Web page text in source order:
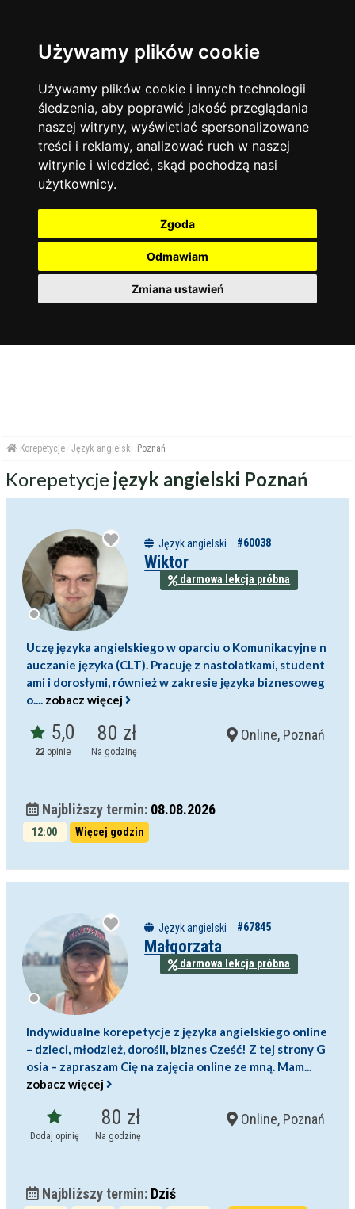
Używamy plików cookie
Używamy plików cookie i innych technologii
śledzenia, aby poprawić jakość przeglądania
naszej witryny, wyświetlać spersonalizowane
treści i reklamy, analizować ruch w naszej
witrynie i wiedzieć, skąd pochodzą nasi
użytkownicy.
Zgoda
Odmawiam
Zmiana ustawień
Język angielski 13742
Matematyka 12927
Chemia 4886
Język niemiecki 4307
Język polski 3426
Fizyka
Język francuski
Warszawa
Korepetycje
Online
14833
Kraków 7753
Wrocław
Łódź 3511
Gdańsk 2075
zakres dni
Wtorek
Środa
Czwartek
Piątek
Sobota
Niedziela
więcej filtrów Filtruj
Korepetycje Język angielski Poznań
Korepetycje język angielski Poznań
Język angielski #60038
Wiktor
darmowa lekcja próbna
Uczę języka angielskiego w oparciu o Komunikacyjne n
auczanie języka (CLT). Pracuję z nastolatkami, student
ami i dorosłymi, również w zakresie języka biznesoweg
o.... zobacz więcej
5,0
22 opinie
80 zł
Na godzinę
Online, Poznań
Najbliższy termin: 08.08.2026
12:00 Więcej godzin
Język angielski #67845
Małgorzata
darmowa lekcja próbna
Indywidualne korepetycje z języka angielskiego online
– dzieci, młodzież, dorośli, biznes Cześć! Z tej strony G
osia – zapraszam Cię na zajęcia online ze mną. Mam...
zobacz więcej
Dodaj opinię
80 zł
Na godzinę
Online, Poznań
Najbliższy termin: Dziś